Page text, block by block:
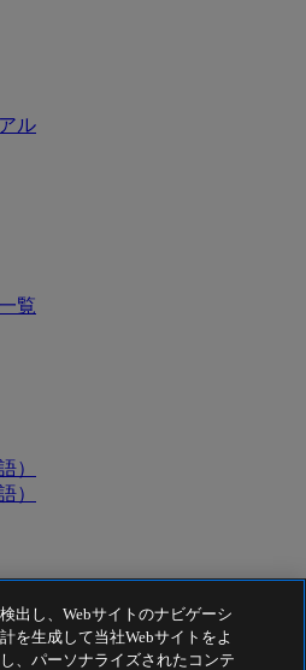
ル
覧
）
）
出し、Webサイトのナビゲーシ
を生成して当社Webサイトをよ
、パーソナライズされたコンテ